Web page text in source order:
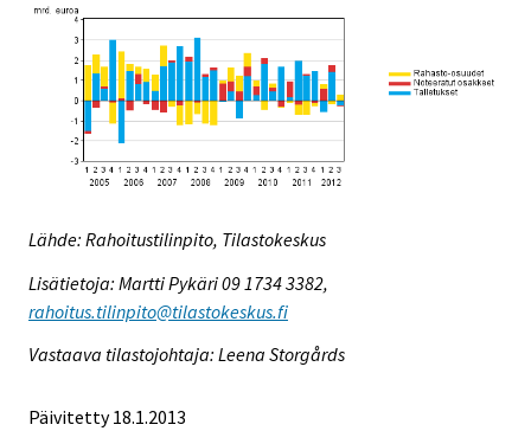
Lähde: Rahoitustilinpito, Tilastokeskus
Lisätietoja: Martti Pykäri 09 1734 3382,
rahoitus.tilinpito@tilastokeskus.fi
Vastaava tilastojohtaja: Leena Storgårds
Päivitetty 18.1.2013